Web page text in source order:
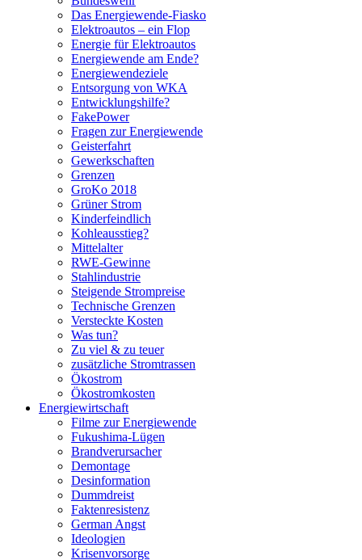
Das Energiewende-Fiasko
Elektroautos – ein Flop
Energie für Elektroautos
Energiewende am Ende?
Energiewendeziele
Entsorgung von WKA
Entwicklungshilfe?
FakePower
Fragen zur Energiewende
Geisterfahrt
Gewerkschaften
Grenzen
GroKo 2018
Grüner Strom
Kinderfeindlich
Kohleausstieg?
Mittelalter
RWE-Gewinne
Stahlindustrie
Steigende Strompreise
Technische Grenzen
Versteckte Kosten
Was tun?
Zu viel & zu teuer
zusätzliche Stromtrassen
Ökostrom
Ökostromkosten
Energiewirtschaft
Filme zur Energiewende
Fukushima-Lügen
Brandverursacher
Demontage
Desinformation
Dummdreist
Faktenresistenz
German Angst
Ideologien
Krisenvorsorge